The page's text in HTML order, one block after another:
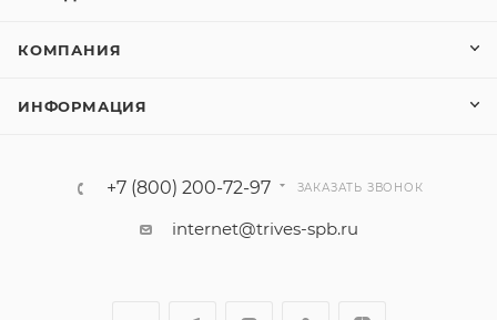
КОМПАНИЯ
ИНФОРМАЦИЯ
+7 (800) 200-72-97 ЗАКАЗАТЬ ЗВОНОК
internet@trives-spb.ru